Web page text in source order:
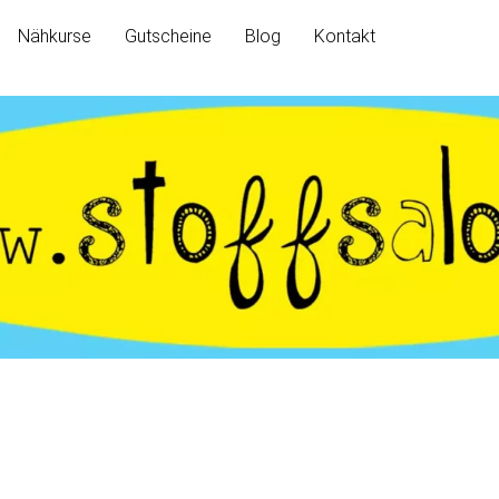
Nähkurse Gutscheine Blog Kontakt